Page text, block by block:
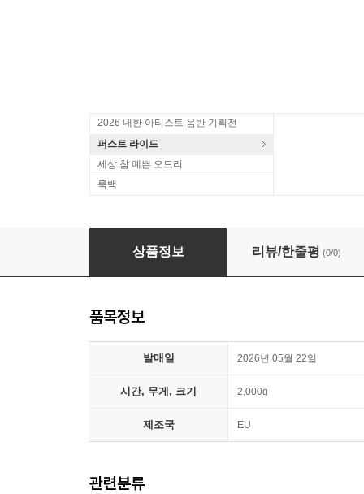
2026 내한 아티스트 음반 기획전
퍼스트 라이드
세상 참 예쁜 오드리
룩백
호퍼스 영화 음악 (Save The Day by SZA -
상품정보 리뷰/한줄평 (0/0)
품목정보
발매일 2026년 05월 22일
시간, 무게, 크기 2,000g
제조국 EU
관련분류